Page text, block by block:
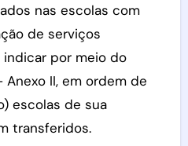
nas escolas com
de serviços
por meio do
II, em ordem de
escolas de sua
transferidos.